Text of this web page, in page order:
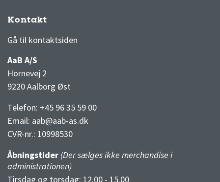
Kontakt
Gå til kontaktsiden
AaB A/S
Hornevej 2
9220 Aalborg Øst
Telefon: +45 96 35 59 00
Email: aab@aab-as.dk
CVR-nr.: 10998530
Åbningstider (Der sælges ikke merchandise i
administrationen)
Tirsdag og torsdag: 12.00 - 15.00